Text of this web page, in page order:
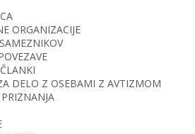
ORGANIZACIJE
DELO Z OSEBAMI Z AVTIZMOM